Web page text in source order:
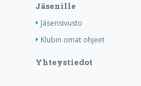
Jäsenille
Jäsensivusto
Klubin omat ohjeet
Yhteystiedot